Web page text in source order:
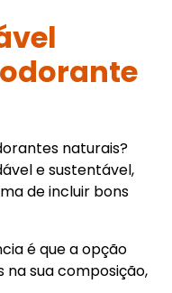
naturais?
e sustentável,
de incluir bons
é que a opção
na sua composição,